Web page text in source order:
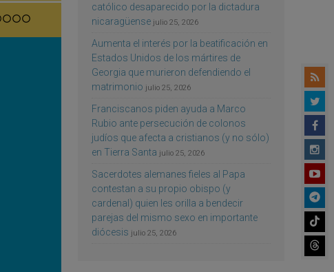
católico desaparecido por la dictadura
nicaragüense julio 25, 2026
Aumenta el interés por la beatificación en
Estados Unidos de los mártires de
Georgia que murieron defendiendo el
matrimonio julio 25, 2026
Franciscanos piden ayuda a Marco
Rubio ante persecución de colonos
judíos que afecta a cristianos (y no sólo)
en Tierra Santa julio 25, 2026
Sacerdotes alemanes fieles al Papa
contestan a su propio obispo (y
cardenal) quien les orilla a bendecir
parejas del mismo sexo en importante
diócesis julio 25, 2026